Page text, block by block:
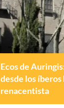
Ecos de
desde los íberos
renacentista